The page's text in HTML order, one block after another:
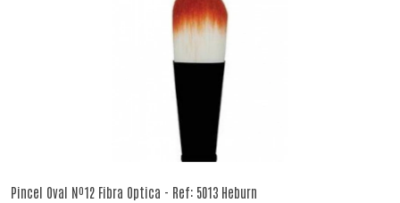
Pincel Oval Nº12 Fibra Optica - Ref: 5013 Heburn